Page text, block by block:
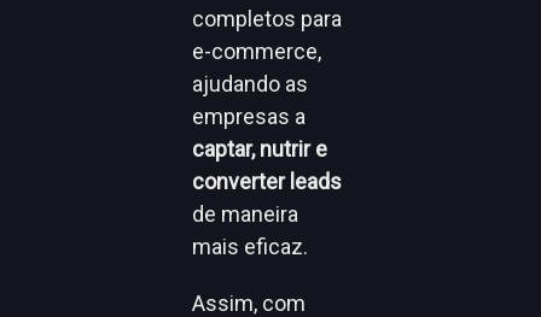
completos para
e-commerce,
ajudando as
empresas a
captar, nutrir e
converter leads
de maneira
mais eficaz.
Assim, com